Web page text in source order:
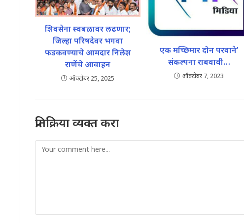
शिवसेना स्वबळावर लढणार;
जिल्हा परिषदेवर भगवा
फडकवण्याचे आमदार निलेश
राणेंचे आवाहन
ऑक्टोबर 25, 2025
एक मच्छिमार दोन परवाने’
संकल्पना राबवावी…
ऑक्टोबर 7, 2023
प्रतिक्रिया व्यक्त करा
Comment